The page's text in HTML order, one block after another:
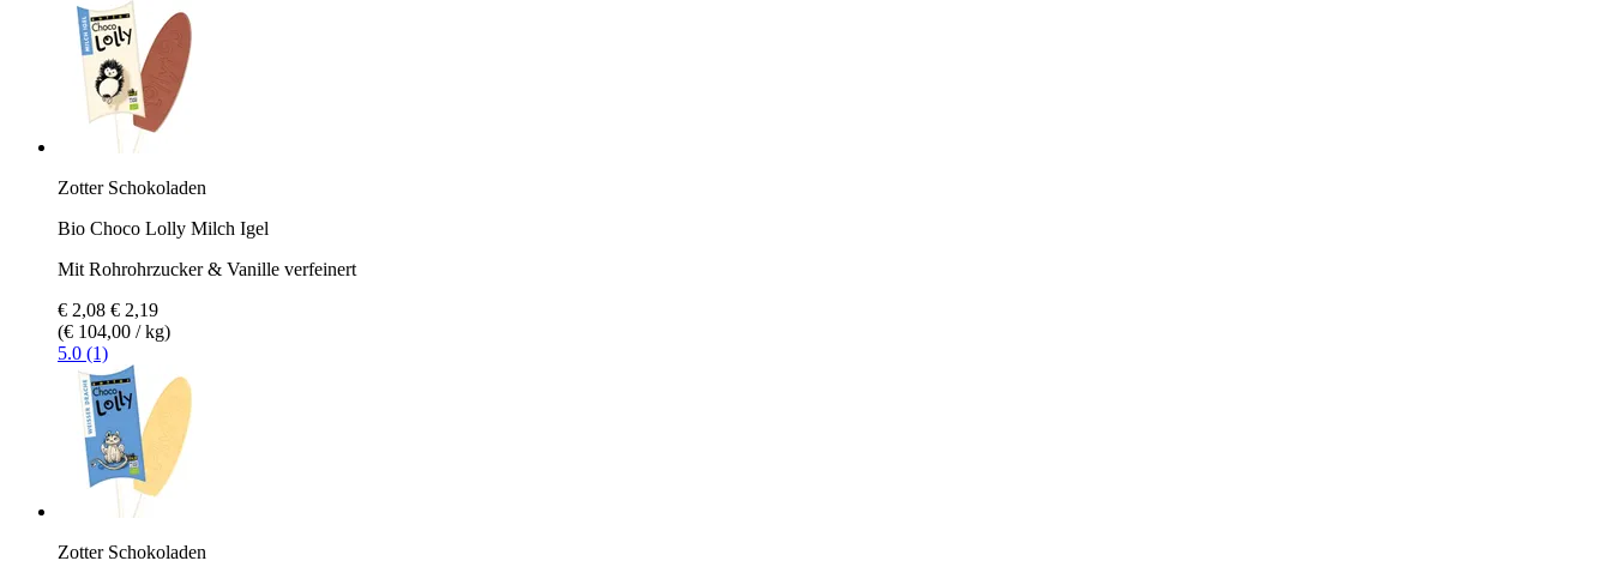
Zotter Schokoladen
Bio Choco Lolly Milch Igel
Mit Rohrohrzucker & Vanille verfeinert
€ 2,08 € 2,19
(€ 104,00 / kg)
5.0 (1)
Zotter Schokoladen